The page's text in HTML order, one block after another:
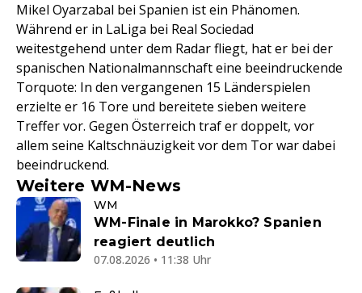
Mikel Oyarzabal bei Spanien ist ein Phänomen.
Während er in LaLiga bei Real Sociedad
weitestgehend unter dem Radar fliegt, hat er bei der
spanischen Nationalmannschaft eine beeindruckende
Torquote: In den vergangenen 15 Länderspielen
erzielte er 16 Tore und bereitete sieben weitere
Treffer vor. Gegen Österreich traf er doppelt, vor
allem seine Kaltschnäuzigkeit vor dem Tor war dabei
beeindruckend.
Weitere WM-News
WM
WM-Finale in Marokko? Spanien
reagiert deutlich
07.08.2026 • 11:38 Uhr